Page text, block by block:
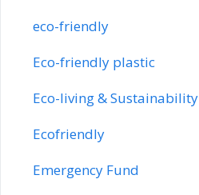
eco-friendly
Eco-friendly plastic
Eco-living & Sustainability
Ecofriendly
Emergency Fund